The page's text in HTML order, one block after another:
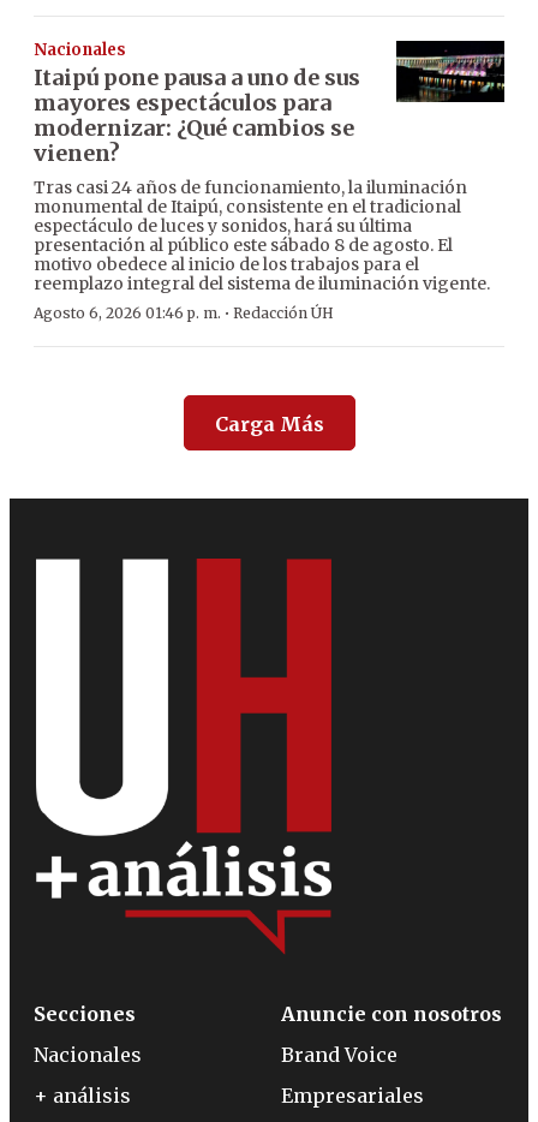
Nacionales
Itaipú pone pausa a uno de sus
mayores espectáculos para
modernizar: ¿Qué cambios se
vienen?
Tras casi 24 años de funcionamiento, la iluminación
monumental de Itaipú, consistente en el tradicional
espectáculo de luces y sonidos, hará su última
presentación al público este sábado 8 de agosto. El
motivo obedece al inicio de los trabajos para el
reemplazo integral del sistema de iluminación vigente.
Agosto 6, 2026 01:46 p. m. · Redacción ÚH
Carga Más
Secciones
Nacionales
+ análisis
Anuncie con nosotros
Brand Voice
Empresariales